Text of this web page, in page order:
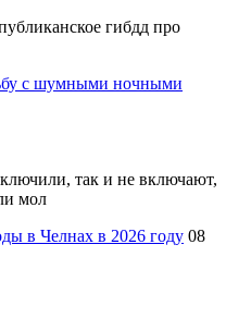
гибдд про
с шумными ночными
так и не включают,
мол
в Челнах в 2026 году 08